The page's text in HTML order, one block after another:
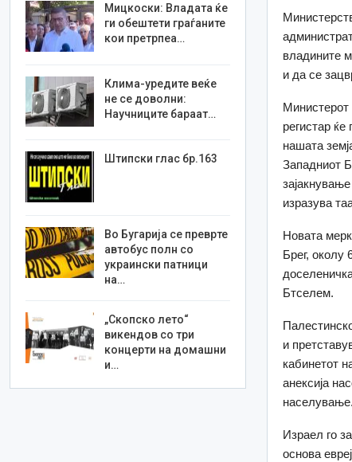
владините
и да се
Министерот
регистар
нашата
Западниот
изразува
Новата
Брег, околу
Бтселем.
и
кабинетот
анексија
населување.
Израел го
основа
Мицкоски: Владата ќе
ги обештети граѓаните
кои претрпеа…
Клима-уредите веќе
не се доволни:
Научниците бараат…
Штипски глас бр.163
Во Бугарија се преврте
автобус полн со
украински патници
на…
„Скопско лето“
викендов со три
концерти на домашни
и…